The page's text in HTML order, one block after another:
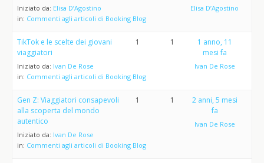
Iniziato da: Elisa D’Agostino
in: Commenti agli articoli di Booking Blog
Elisa D’Agostino
TikTok e le scelte dei giovani
viaggiatori
Iniziato da: Ivan De Rose
in: Commenti agli articoli di Booking Blog
1 1
1 anno, 11
mesi fa
Ivan De Rose
Gen Z: Viaggiatori consapevoli
alla scoperta del mondo
autentico
Iniziato da: Ivan De Rose
in: Commenti agli articoli di Booking Blog
1 1
2 anni, 5 mesi
fa
Ivan De Rose